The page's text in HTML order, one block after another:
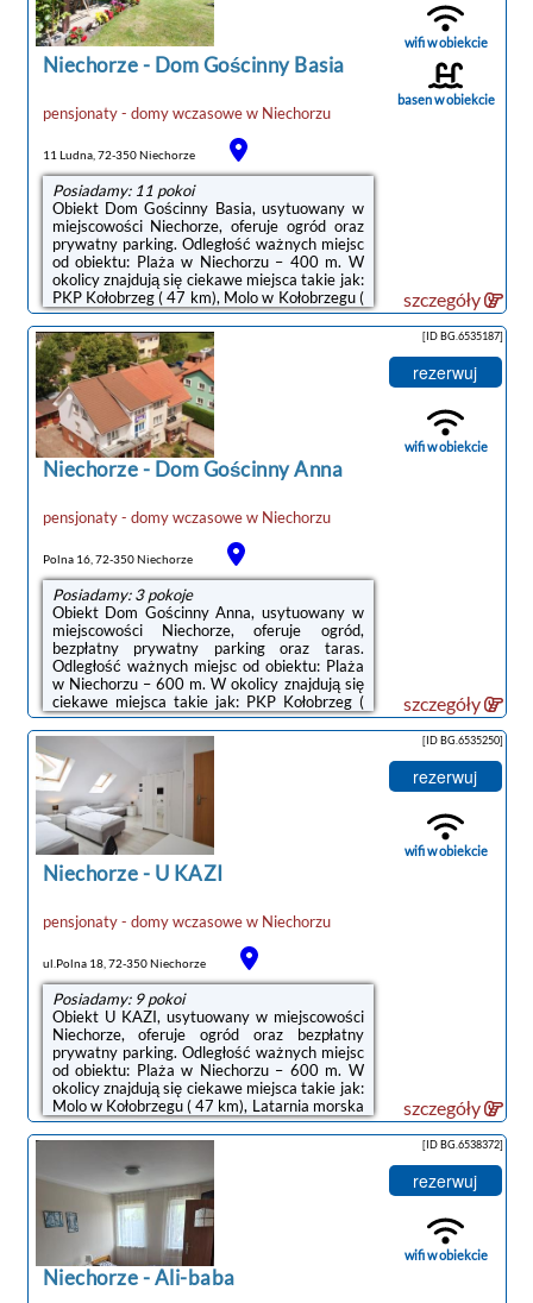
zapewniono prywatną łazienkę.Odległość
ważnych miejsc od obiektu: Klub golfowy
Amber Baltic ...
Niechorze- Dom Gościnny Basia
pensjonaty - domy wczasowew Niechorzu
11 Ludna, 72-350 Niechorze
Posiadamy: 11 pokoi
Obiekt Dom Gościnny Basia, usytuowany w
miejscowości Niechorze, oferuje ogród oraz
prywatny parking. Odległość ważnych miejsc
od obiektu: Plaża w Niechorzu – 400 m. W
okolicy znajdują się ciekawe miejsca takie jak:
PKP Kołobrzeg ( 47 km), Molo w Kołobrzegu (
47 km), Latarnia morska w Kołobrzegu ( 47
km). W pensjonacie zapewniono kryty basen,
saunę oraz bezpłatne Wi-Fi we wszystkich
pomieszczeniach.W każdym pokoju znajduje
się prywatna łazienka. W każdej opcji
zakwaterowania w obiekcie zapewniono
prywatną łazienkę.W miejscowości Niechorze
i okolicy Goście obiektu mogą ...
wifi w obiekcie
basen w obiekcie
szczegóły
Niechorze- Dom Gościnny Anna
pensjonaty - domy wczasowew Niechorzu
Polna 16, 72-350 Niechorze
Posiadamy: 3 pokoje
Obiekt Dom Gościnny Anna, usytuowany w
miejscowości Niechorze, oferuje ogród,
bezpłatny prywatny parking oraz taras.
Odległość ważnych miejsc od obiektu: Plaża
w Niechorzu – 600 m. W okolicy znajdują się
ciekawe miejsca takie jak: PKP Kołobrzeg (
47 km), Molo w Kołobrzegu ( 48 km), Ratusz (
48 km). Odległość ważnych miejsc od
pensjonatu B&B: Klub golfowy Amber Baltic –
39 km, Twierdza Kołobrzeg – 46 km.W
każdym pokoju w obiekcie znajduje się szafa,
telewizor z płaskim ekranem oraz prywatna
łazienka. Pościel i ręczniki są zapewnione. We
wszystkich pokojach w obiekcie ...
[ID BG.6535187]
rezerwuj
wifi w obiekcie
szczegóły
Niechorze- U KAZI
pensjonaty - domy wczasowew Niechorzu
ul.Polna 18, 72-350 Niechorze
Posiadamy: 9 pokoi
Obiekt U KAZI, usytuowany w miejscowości
Niechorze, oferuje ogród oraz bezpłatny
prywatny parking. Odległość ważnych miejsc
od obiektu: Plaża w Niechorzu – 600 m. W
okolicy znajdują się ciekawe miejsca takie jak:
Molo w Kołobrzegu ( 47 km), Latarnia morska
w Kołobrzegu ( 48 km), Ratusz ( 48 km).
Obiekt jest idealnym wyborem dla alergików.
Kołobrzeg – 47 km.W każdej opcji
zakwaterowania w obiekcie znajduje się
szafa, telewizor z płaskim ekranem, prywatna
łazienka oraz pościel. We wszystkich
pokojach w obiekcie zapewniono prywatną ...
[ID BG.6535250]
rezerwuj
wifi w obiekcie
szczegóły
Niechorze-Ali-baba
[ID BG.6538372]
rezerwuj
wifi w obiekcie